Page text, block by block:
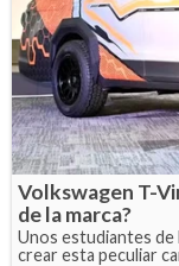
Volkswagen T-
de la marca?
Unos estudiantes de
crear esta peculiar